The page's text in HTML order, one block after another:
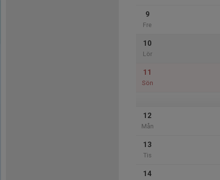
9
Fre
10
Lör
11
Sön
12
Mån
13
Tis
14